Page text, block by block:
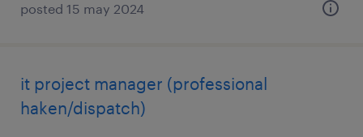
posted 15 may 2024
it project manager (professional
haken/dispatch)